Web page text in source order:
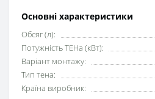
Основні характеристики
Обсяг (л):
Потужність ТЕНа (кВт):
Варіант монтажу:
Тип тена:
Країна виробник: